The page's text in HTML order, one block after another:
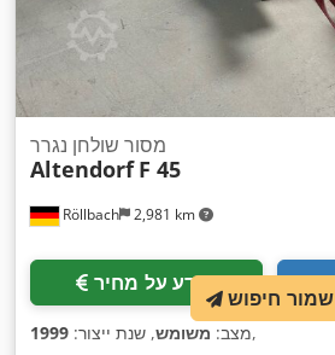
Röllbach 2,981 km
מסור שולחן נגרר
Altendorf F 45
מידע על מחיר
מצב: משומש, שנת ייצור: 1999 ,
שמור חיפוש